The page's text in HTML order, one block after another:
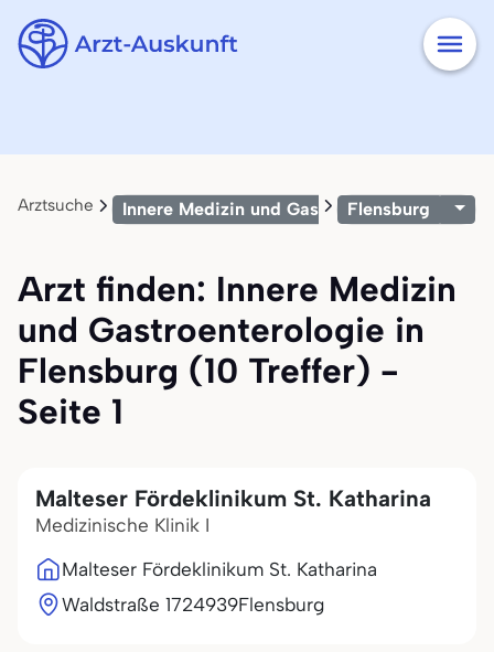
Arztsuche Innere Medizin und Gastroenterologie
Flensburg
Arzt finden: Innere Medizin
und Gastroenterologie in
Flensburg (10 Treffer) -
Seite 1
Malteser Fördeklinikum St. Katharina
Medizinische Klinik I
Malteser Fördeklinikum St. Katharina
Waldstraße 1724939Flensburg